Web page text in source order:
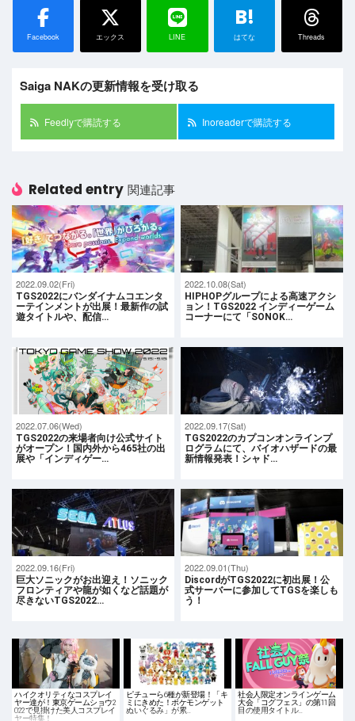
Facebook エックス LINE
B!
はてな Threads
Saiga NAKの更新情報を受け取る
Feedlyで購読する Inoreaderで購読する
Related entry 関連記事
2022.09.02(Fri)
TGS2022にバンダイナムコエンタ
ーテインメントが出展！最新作の試
遊タイトルや、配信…
2022.10.08(Sat)
HIPHOPグループによる高速アクシ
ョン！TGS2022 インディーゲーム
コーナーにて「SONOK…
2022.07.06(Wed)
TGS2022の来場者向け公式サイト
がオープン！国内外から465社の出
展や「インディゲー…
2022.09.17(Sat)
TGS2022のカプコンオンラインプ
ログラムにて、バイオハザードの最
新情報発表！シャド…
2022.09.16(Fri)
巨大ソニックがお出迎え！ソニック
フロンティアや龍が如くなど話題が
尽きないTGS2022…
2022.09.01(Thu)
DiscordがTGS2022に初出展！公
式サーバーに参加してTGSを楽しも
う！
ハイクオリティなコスプレイ
ヤー達が！東京ゲームショウ2
022で見掛けた美人コスプレイ
ヤー特集！
ピチューら6種が新登場！「キ
ミにきめた！ポケモンゲット
ぬいぐるみ」が累…
社会人限定オンラインゲーム
大会「コグフェス」の第11回
目の使用タイトル…